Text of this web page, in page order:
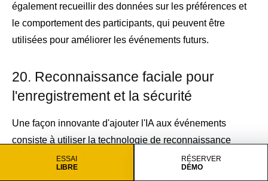
ESSAI
LIBRE
RÉSERVER
DÉMO
également recueillir des données sur les préférences et
le comportement des participants, qui peuvent être
utilisées pour améliorer les événements futurs.
20. Reconnaissance faciale pour
l'enregistrement et la sécurité
Une façon innovante d'ajouter l'IA aux événements
consiste à utiliser la technologie de reconnaissance
faciale. Cela peut être utilisé à des fins d'enregistrement